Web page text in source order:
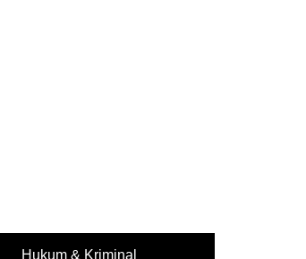
Hukum & Kriminal